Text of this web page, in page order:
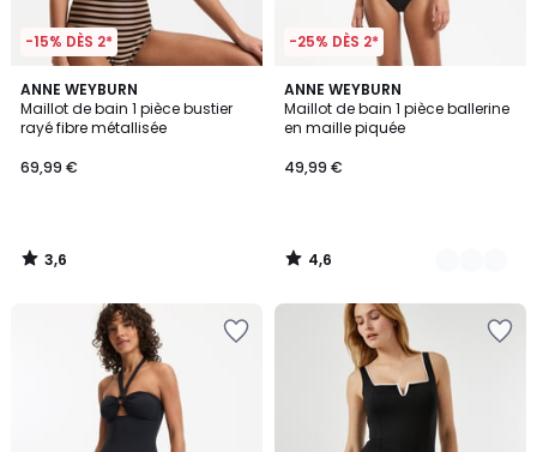
-15% DÈS 2*
ANNE WEYBURN
Maillot de bain 1 pièce bustier
rayé fibre métallisée
69,99 €
3,6
/ 5
3,6
/
-25% DÈS 2*
ANNE WEYBURN
Maillot de bain 1 pièce ballerine
en maille piquée
49,99 €
4,6
/ 5
2
Couleurs
4,6
/